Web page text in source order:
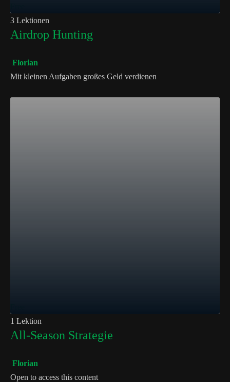
3 Lektionen
Airdrop Hunting
Florian
Mit kleinen Aufgaben großes Geld verdienen
1 Lektion
All-Season Strategie
Florian
Open to access this content